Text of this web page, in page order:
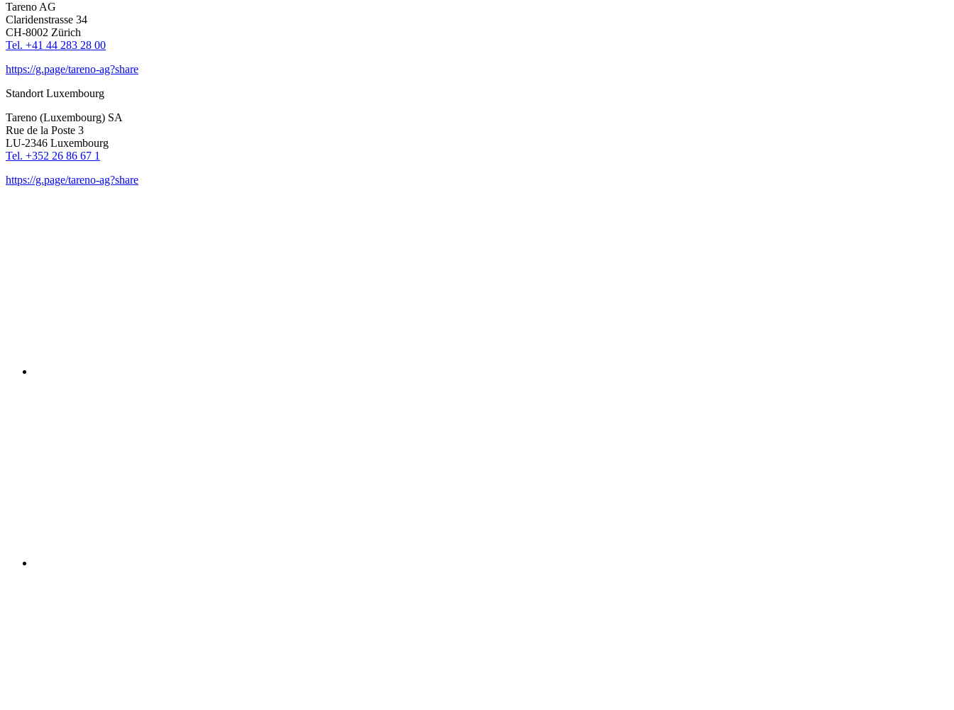
Tareno AG
Clari­den­strasse 34
CH-8002 Zürich
Tel. +41 44 283 28 00
https://g.page/tareno-ag?share
Standort Luxem­bourg
Tareno (Luxem­bourg) SA
Rue de la Poste 3
LU-2346 Luxem­bourg
Tel. +352 26 86 67 1
https://g.page/tareno-ag?share